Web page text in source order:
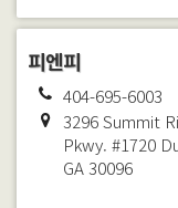
피엔피
404-695-6003
3296 Summit
Pkwy. #1720
GA30096